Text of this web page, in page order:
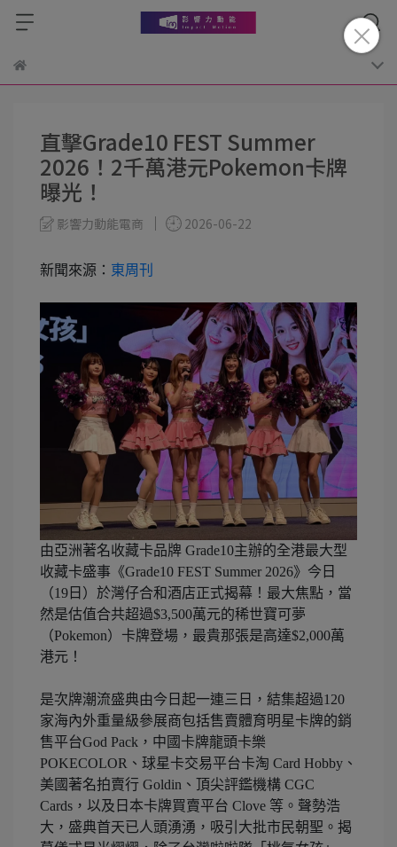
直擊Grade10 FEST Summer
2026！2千萬港元Pokemon卡牌
曝光！
影響力動能電商 2026-06-22
新聞來源： 東周刊
由亞洲著名收藏卡品牌 Grade10主辦的全港最大型
收藏卡盛事《Grade10 FEST Summer 2026》今日
（19日）於灣仔合和酒店正式揭幕！最大焦點，當
然是估值合共超過$3,500萬元的稀世寶可夢
（Pokemon）卡牌登場，最貴那張是高達$2,000萬
港元！
是次牌潮流盛典由今日起一連三日，結集超過120
家海內外重量級參展商包括售賣體育明星卡牌的銷
售平台God Pack，中國卡牌龍頭卡樂
POKECOLOR、球星卡交易平台卡淘 Card Hobby、
美國著名拍賣行 Goldin、頂尖評鑑機構 CGC
Cards，以及日本卡牌買賣平台 Clove 等。聲勢浩
大，盛典首天已人頭湧湧，吸引大批市民朝聖。揭